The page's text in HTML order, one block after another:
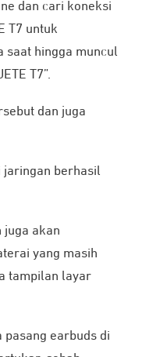
dan cari koneksi
T7 untuk
saat hingga muncul
T7”.
dan juga
jaringan berhasil
juga akan
yang masih
tampilan layar
pasang earbuds di